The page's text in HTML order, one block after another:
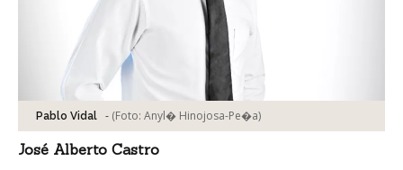
Pablo Vidal - (Foto: Anyl� Hinojosa-Pe�a)
José Alberto Castro